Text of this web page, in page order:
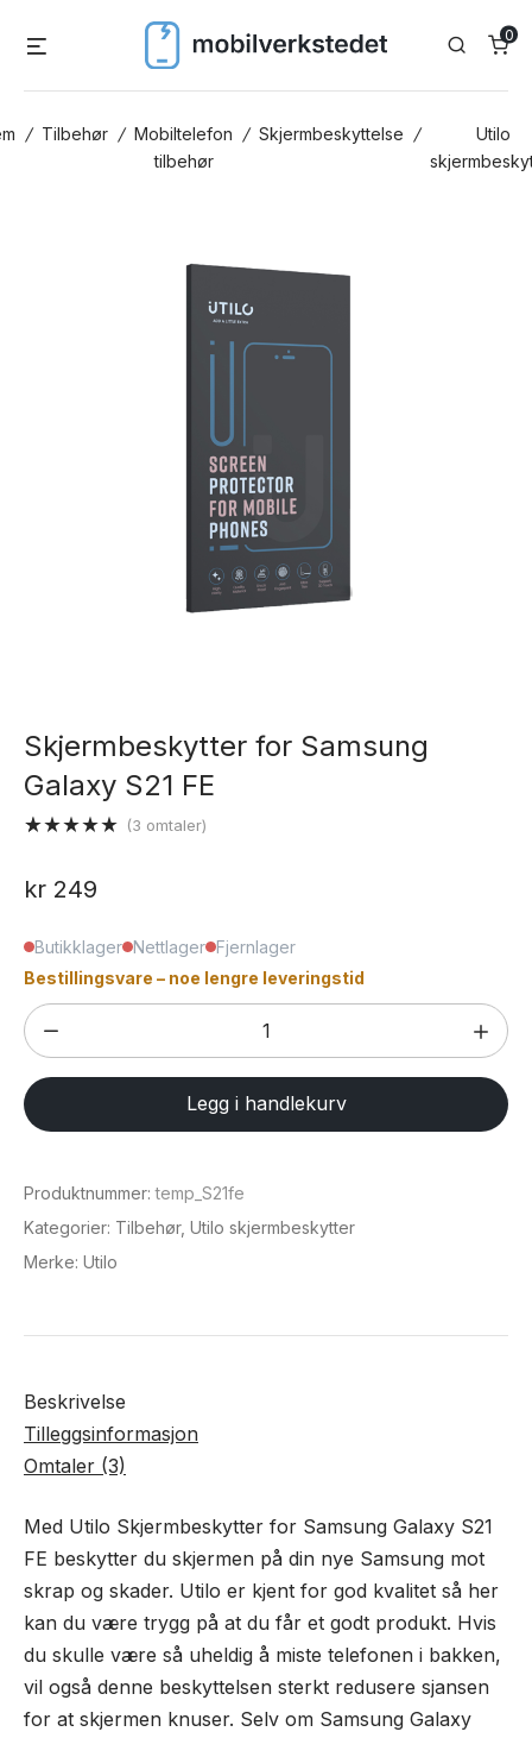
Search
0
/ Tilbehør / Mobiltelefon
tilbehør
/ Skjermbeskyttelse /
Utilo
Skjermbeskytter for Samsung
Galaxy S21 FE
basert på
(3 omtaler)
kr 249
Butikklager Nettlager Fjernlager
Bestillingsvare – noe lengre leveringstid
Skjermbeskytter
for
Samsung
Galaxy
FE
antall
Legg i handlekurv
Produktnummer:temp_S21fe
Kategorier: Tilbehør, Utilo skjermbeskytter
Merke: Utilo
Beskrivelse
Tilleggsinformasjon
Omtaler (3)
Med Utilo Skjermbeskytter for Samsung Galaxy S21
FE beskytter du skjermen på din nye Samsung mot
skrap og skader. Utilo er kjent for god kvalitet så her
kan du være trygg på at du får et godt produkt. Hvis
du skulle være så uheldig å miste telefonen i bakken,
vil også denne beskyttelsen sterkt redusere sjansen
for at skjermen knuser. Selv om Samsung Galaxy